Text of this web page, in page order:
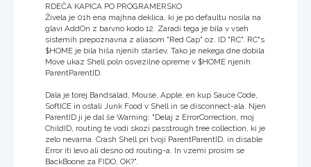
RDEČA KAPICA PO PROGRAMERSKO
Živela je 01h ena majhna deklica, ki je po defaultu nosila na
glavi AddOn z barvno kodo 12. Zaradi tega je bila v vseh
sistemih prepoznavna z aliasom "Red Cap" oz. ID "RC". RC"s
$HOME je bila hiša njenih staršev. Tako je nekega dne dobila
Move ukaz Shell poln osvezilne opreme v $HOME njenih
ParentParentID.
Dala je torej Bandsalad, Mouse, Apple, en kup Sauce Code,
SoftICE in ostali Junk Food v Shell in se disconnect-ala. Njen
ParentID ji je dal še Warning: "Delaj z ErrorCorrection, moj
ChildID, routing te vodi skozi passtrough tree collection, ki je
zelo nevarna. Crash Shell pri tvoji ParentParentID, in disable
Error iti levo ali desno od routing-a. In vzemi prosim se
BackBoone za FIDO, OK?".